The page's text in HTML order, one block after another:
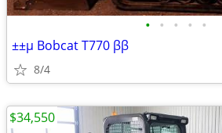
• • • • •
±±µ Bobcat T770 ββ
8/4
$34,550